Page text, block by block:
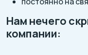
Нам нечего
компании: